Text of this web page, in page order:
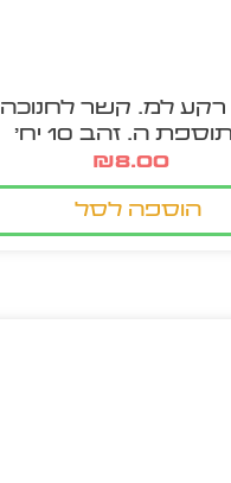
למ. קשר לחנוכה
ה. זהב 10 יח'
₪8.00
הוספה לסל